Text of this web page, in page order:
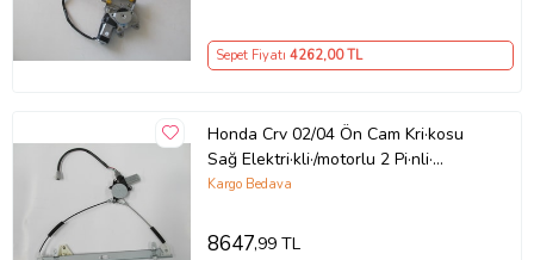
Sepet Fiyatı 4262,00 TL
Honda Crv 02/04 Ön Cam Kri·kosu
Sağ Elektri·kli·/motorlu 2 Pi·nli·
(Hushan)
Kargo Bedava
8647,99 TL